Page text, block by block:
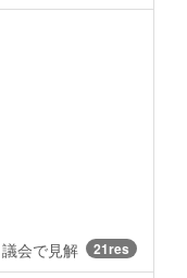
会で見解 21res